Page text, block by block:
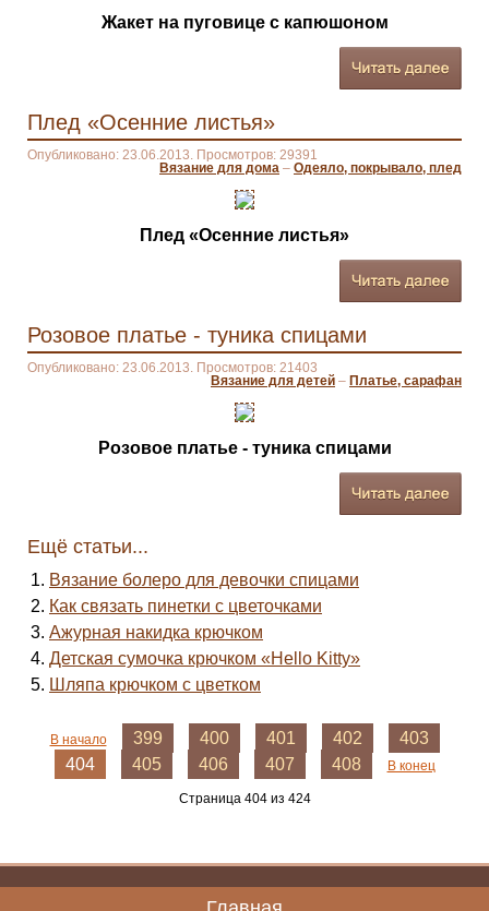
Жакет на пуговице с капюшоном
Плед «Осенние листья»
Опубликовано: 23.06.2013. Просмотров: 29391
Вязание для дома – Одеяло, покрывало, плед
Плед «Осенние листья»
Розовое платье - туника спицами
Опубликовано: 23.06.2013. Просмотров: 21403
Вязание для детей – Платье, сарафан
Розовое платье - туника спицами
Ещё статьи...
Вязание болеро для девочки спицами
Как связать пинетки с цветочками
Ажурная накидка крючком
Детская сумочка крючком «Hello Kitty»
Шляпа крючком с цветком
В начало 399 400 401 402
403
404
405 406 407 408 В конец
Страница 404 из 424